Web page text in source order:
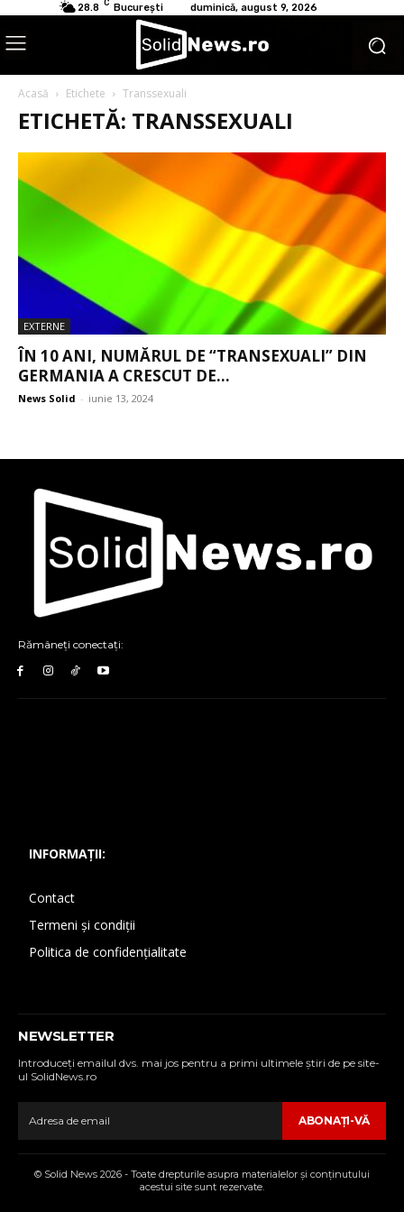
28.8 C București duminică, august 9, 2026
Acasă Etichete Transsexuali
ETICHETĂ: TRANSSEXUALI
EXTERNE
ÎN 10 ANI, NUMĂRUL DE “TRANSEXUALI” DIN
GERMANIA A CRESCUT DE...
News Solid - iunie 13, 2024
Rămâneți conectați:
INFORMAȚII:
Contact
Termeni și condiții
Politica de confidențialitate
NEWSLETTER
Introduceţi emailul dvs. mai jos pentru a primi ultimele ştiri de pe site-
ul SolidNews.ro
ABONAŢI-VĂ
© Solid News 2026 - Toate drepturile asupra materialelor şi conţinutului
acestui site sunt rezervate.